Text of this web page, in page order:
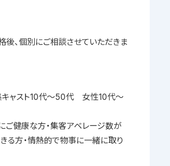
、個別にご相談させていただきま
ャスト10代〜50代 女性10代〜
ご健康な方・集客アベレージ数が
る方・情熱的で物事に一緒に取り